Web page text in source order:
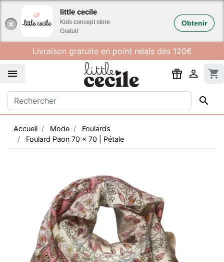
little cecile
Kids concept store
Gratuit
Obtenir
Livraison gratuite en point relais dès 120€
  shopping_cart

Accueil Mode
Foulards
Foulard Paon 70 x 70 | Pétale